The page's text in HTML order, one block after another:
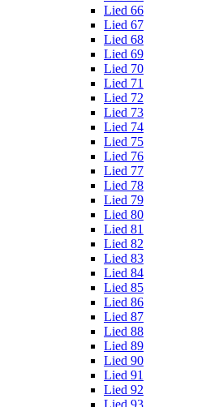
Lied 66
Lied 67
Lied 68
Lied 69
Lied 70
Lied 71
Lied 72
Lied 73
Lied 74
Lied 75
Lied 76
Lied 77
Lied 78
Lied 79
Lied 80
Lied 81
Lied 82
Lied 83
Lied 84
Lied 85
Lied 86
Lied 87
Lied 88
Lied 89
Lied 90
Lied 91
Lied 92
Lied 93